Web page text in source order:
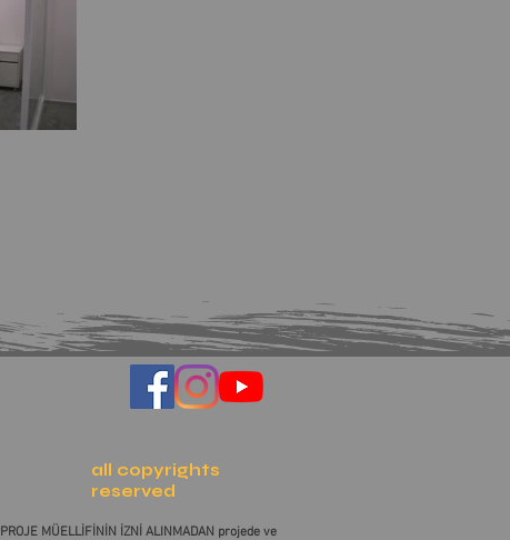
all copyrights
reserved
MÜELLİFİNİN İZNİ ALINMADAN projede ve